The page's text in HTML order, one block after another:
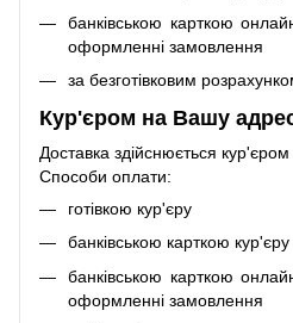
банківською карткою
оформленні замовлення
за безготівковим
Кур'єром на Вашу
Доставка здійснюється
Способи оплати:
готівкою кур'єру
банківською карткою кур'єру
банківською карткою
оформленні замовлення